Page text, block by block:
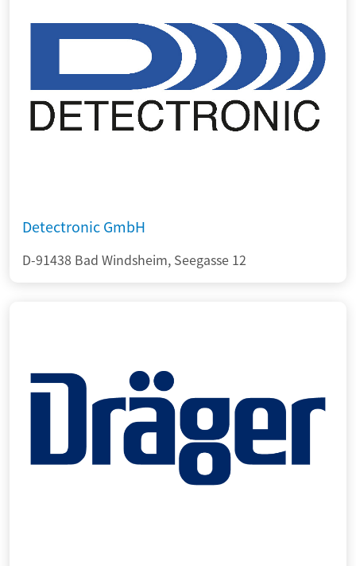
Detectronic GmbH
D-91438 Bad Windsheim, Seegasse 12